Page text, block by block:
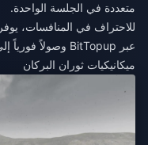
متعددة في الجلسة الواحدة.
للاحتراف في المنافسات، يوفر
عبر BitTopup وصولاً فورياً إلى مكافآت حصرية.
ميكانيكيات ثوران البركان